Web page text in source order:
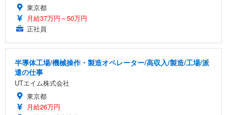
東京都
月給37万円～50万円
正社員
半導体工場/機械操作・製造オペレーター/高収入/製造/工場/派
遣の仕事
UTエイム株式会社
東京都
月給26万円